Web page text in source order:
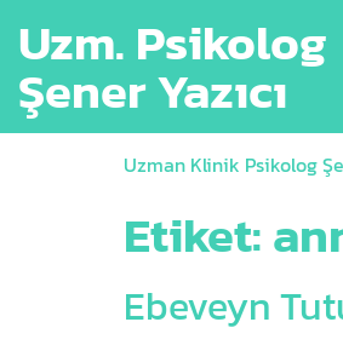
Uzm. Psikolog
Şener Yazıcı
Uzman Klinik Psikolog
Etiket:
Ebeveyn